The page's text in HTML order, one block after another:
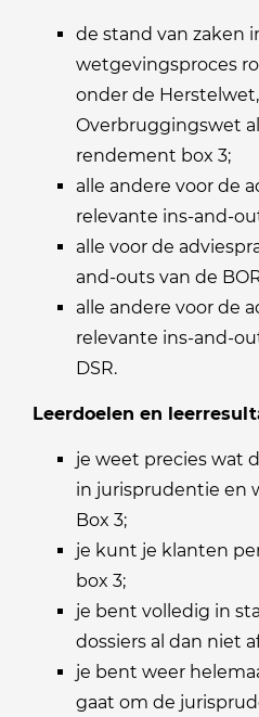
de stand van zaken
wetgevingsproces
onder de
Overbruggingswet
rendement box 3;
alle andere voor de
relevante ins-and-
alle voor de
and-outs van de
alle andere voor de
relevante ins-and-
DSR.
Leerdoelen en
je weet precies wat
in jurisprudentie en
Box 3;
je kunt je klanten
box 3;
je bent volledig in
dossiers al dan niet
je bent weer
gaat om de